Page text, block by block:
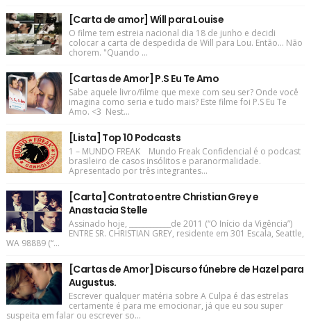
[Carta de amor] Will para Louise
O filme tem estreia nacional dia 18 de junho e decidi
colocar a carta de despedida de Will para Lou. Então... Não
chorem. "Quando ...
[Cartas de Amor] P.S Eu Te Amo
Sabe aquele livro/filme que mexe com seu ser? Onde você
imagina como seria e tudo mais? Este filme foi P.S Eu Te
Amo. <3 Nest...
[Lista] Top 10 Podcasts
1 – MUNDO FREAK Mundo Freak Confidencial é o podcast
brasileiro de casos insólitos e paranormalidade.
Apresentado por três integrantes...
[Carta] Contrato entre Christian Grey e
Anastacia Stelle
Assinado hoje, ____________de 2011 (“O Início da Vigência”)
ENTRE SR. CHRISTIAN GREY, residente em 301 Escala, Seattle,
WA 98889 (“...
[Cartas de Amor] Discurso fúnebre de Hazel para
Augustus.
Escrever qualquer matéria sobre A Culpa é das estrelas
certamente é para me emocionar, já que eu sou super
suspeita em falar ou escrever so...